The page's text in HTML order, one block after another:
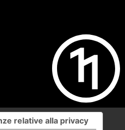
relative alla privacy